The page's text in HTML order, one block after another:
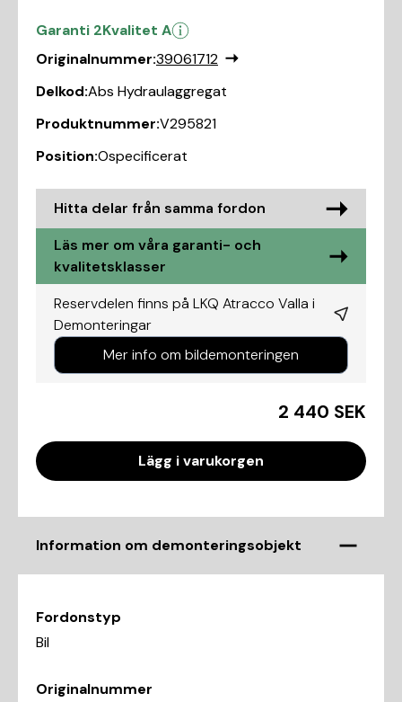
Garanti 2Kvalitet A
Originalnummer:39061712
Delkod:Abs Hydraulaggregat
Produktnummer:V295821
Position:Ospecificerat
Hitta delar från samma fordon
Läs mer om våra garanti- och
kvalitetsklasser
Reservdelen finns på LKQ Atracco Valla i
Demonteringar
Mer info om bildemonteringen
2 440 SEK
Lägg i varukorgen
Information om demonteringsobjekt
Fordonstyp
Bil
Originalnummer